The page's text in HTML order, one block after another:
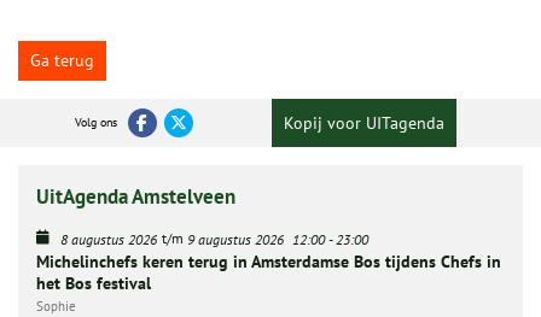
Ga terug
Volg ons Kopij voor UITagenda
UitAgenda Amstelveen
8 augustus 2026 t/m 9 augustus 2026 12:00-23:00
Michelinchefs keren terug in Amsterdamse Bos tijdens Chefs in
het Bos festival
Sophie